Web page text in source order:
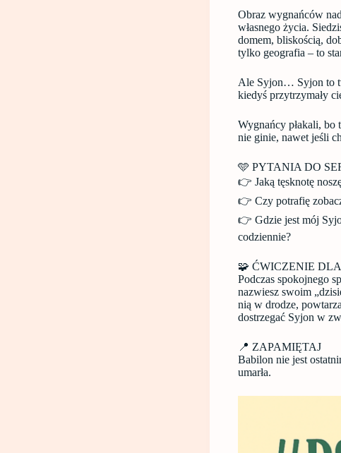
Obraz wygnańców
własnego życia.
domem, bliskością,
tylko geografia – to
Ale Syjon… Syjon to
kiedyś przytrzymały
Wygnańcy płakali, bo
nie ginie, nawet jeśli
🩵 PYTANIA DO
👉 Jaką tęsknotę
👉 Czy potrafię
👉 Gdzie jest mój
codziennie?
🧩 ĆWICZENIE DLA
Podczas spokojnego
nazwiesz swoim
nią w drodze,
dostrzegać Syjon w
📍 ZAPAMIĘTAJ
Babilon nie jest
umarła.